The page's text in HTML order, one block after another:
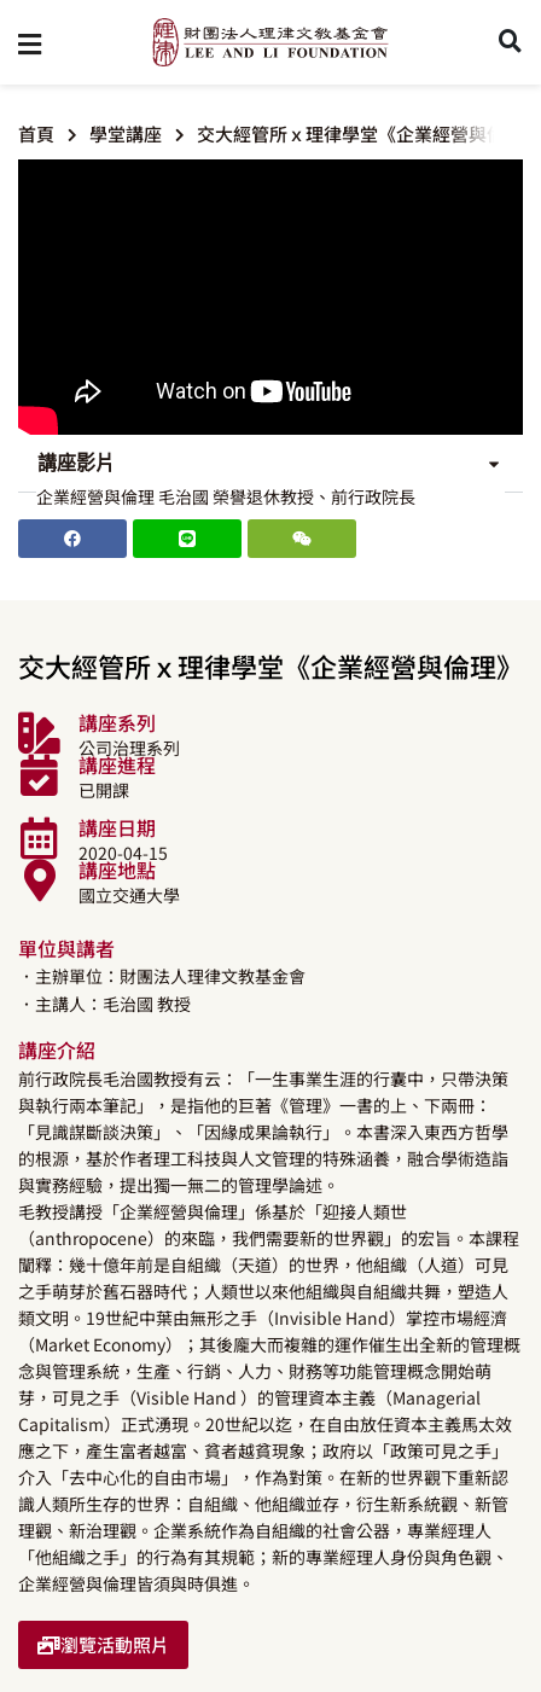
首頁 學堂講座 交大經管所ｘ理律學堂《企業經營與倫理》
講座影片
企業經營與倫理 毛治國 榮譽退休教授、前行政院長
交大經管所ｘ理律學堂《企業經營與倫理》
講座系列
公司治理系列
講座進程
已開課
講座日期
2020-04-15
講座地點
國立交通大學
單位與講者
．主辦單位：財團法人理律文教基金會
．主講人： 毛治國 教授
講座介紹
前行政院長毛治國教授有云：「一生事業生涯的行囊中，只帶決策
與執行兩本筆記」，是指他的巨著《管理》一書的上、下兩冊：
「見識謀斷談決策」、「因緣成果論執行」。本書深入東西方哲學
的根源，基於作者理工科技與人文管理的特殊涵養，融合學術造詣
與實務經驗，提出獨一無二的管理學論述。
毛教授講授「企業經營與倫理」係基於「迎接人類世
（anthropocene）的來臨，我們需要新的世界觀」的宏旨。本課程
闡釋：幾十億年前是自組織（天道）的世界，他組織（人道）可見
之手萌芽於舊石器時代；人類世以來他組織與自組織共舞，塑造人
類文明。19世紀中葉由無形之手（Invisible Hand）掌控市場經濟
（Market Economy）；其後龐大而複雜的運作催生出全新的管理概
念與管理系統，生產、行銷、人力、財務等功能管理概念開始萌
芽，可見之手（Visible Hand ）的管理資本主義（Managerial
Capitalism）正式湧現。20世紀以迄，在自由放任資本主義馬太效
應之下，產生富者越富、貧者越貧現象；政府以「政策可見之手」
介入「去中心化的自由市場」，作為對策。在新的世界觀下重新認
識人類所生存的世界：自組織、他組織並存，衍生新系統觀、新管
理觀、新治理觀。企業系統作為自組織的社會公器，專業經理人
「他組織之手」的行為有其規範；新的專業經理人身份與角色觀、
企業經營與倫理皆須與時俱進。
瀏覽活動照片